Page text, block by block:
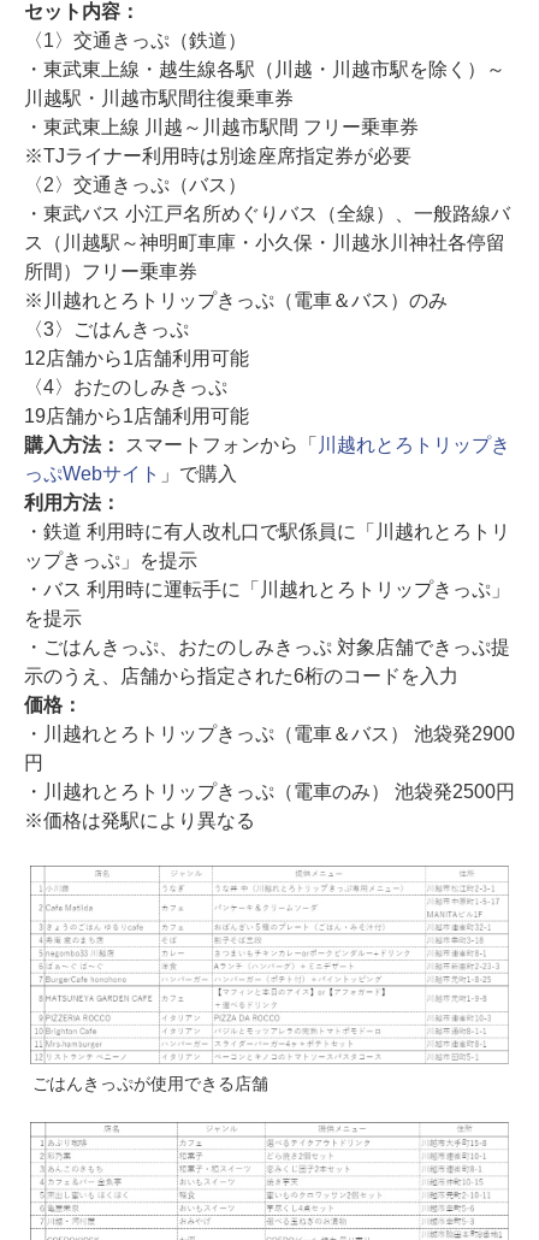
セット内容：
〈1〉交通きっぷ（鉄道）
・東武東上線・越生線各駅（川越・川越市駅を除く）～
川越駅・川越市駅間往復乗車券
・東武東上線 川越～川越市駅間 フリー乗車券
※TJライナー利用時は別途座席指定券が必要
〈2〉交通きっぷ（バス）
・東武バス 小江戸名所めぐりバス（全線）、一般路線バ
ス（川越駅～神明町車庫・小久保・川越氷川神社各停留
所間）フリー乗車券
※川越れとろトリップきっぷ（電車＆バス）のみ
〈3〉ごはんきっぷ
12店舗から1店舗利用可能
〈4〉おたのしみきっぷ
19店舗から1店舗利用可能
購入方法： スマートフォンから「 川越れとろトリップき
っぷWebサイト 」で購入
利用方法：
・鉄道 利用時に有人改札口で駅係員に「川越れとろトリ
ップきっぷ」を提示
・バス 利用時に運転手に「川越れとろトリップきっぷ」
を提示
・ごはんきっぷ、おたのしみきっぷ 対象店舗できっぷ提
示のうえ、店舗から指定された6桁のコードを入力
価格：
・川越れとろトリップきっぷ（電車＆バス） 池袋発2900
円
・川越れとろトリップきっぷ（電車のみ） 池袋発2500円
※価格は発駅により異なる
ごはんきっぷが使用できる店舗